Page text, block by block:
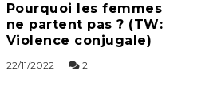
Pourquoi les femmes
ne partent pas ? (TW:
Violence conjugale)
22/11/2022 2